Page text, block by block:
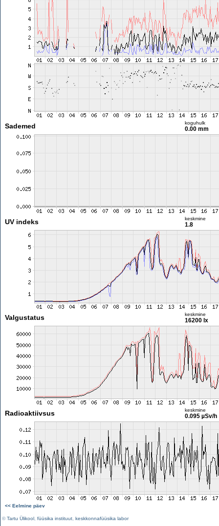
Sademed koguhulk
0.00 mm
UV indeks keskmine
1.8
Valgustatus keskmine
16200 lx
Radioaktiivsus keskmine
0.095 µSv/h
<< Eelmine päev
©Tartu Ülikool füüsika instituut keskkonnafüüsika labor